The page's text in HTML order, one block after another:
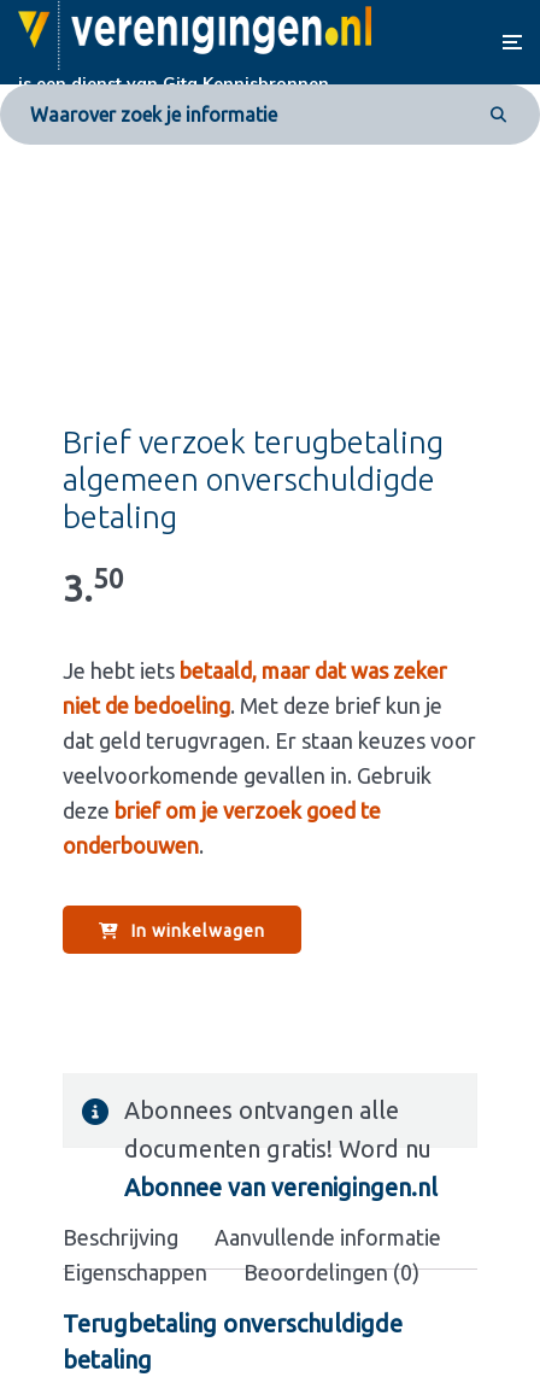
is een dienst vanGita Kennisbronnen
Brief verzoek terugbetaling
algemeen onverschuldigde
betaling
3.50
Je hebt iets betaald, maar dat was zeker
niet de bedoeling. Met deze brief kun je
dat geld terugvragen. Er staan keuzes voor
veelvoorkomende gevallen in. Gebruik
deze brief om je verzoek goed te
onderbouwen.
In winkelwagen
Abonnees ontvangen alle
documenten gratis! Word nu
Abonnee van verenigingen.nl
Beschrijving
Aanvullende informatie
Eigenschappen
Beoordelingen (0)
Terugbetaling onverschuldigde
betaling